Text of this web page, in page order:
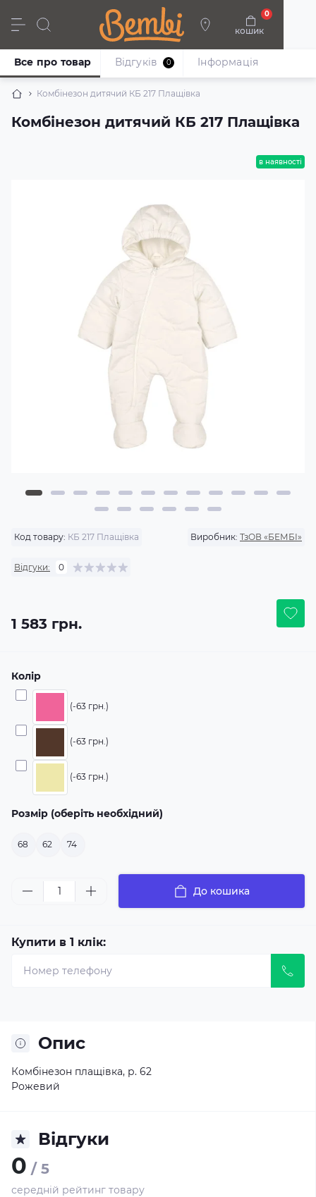
кошик
0
Дівчата Хлопці Немовлята Взуття
Комбінезон дитячий КБ 217 Плащівка
Комбінезон дитячий КБ 217 Плащівка
Все про товар Відгуків 0 Iнформація
в наявності
Код товару: КБ 217 Плащівка Виробник: ТзОВ «БЕМБІ»
Відгуки: 0
1 583 грн.
Колір
(-63 грн.)
(-63 грн.)
(-63 грн.)
Розмір (оберіть необхідний)
68 62 74
До кошика
Купити в 1 клік:
Опис
Комбінезон плащівка, р. 62
Рожевий
Відгуки
0 / 5
середній рейтинг товару